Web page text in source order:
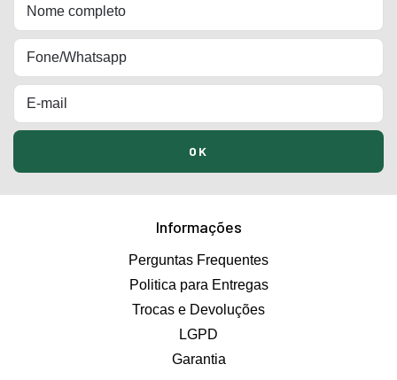
Informações
Perguntas Frequentes
Politica para Entregas
Trocas e Devoluções
LGPD
Garantia